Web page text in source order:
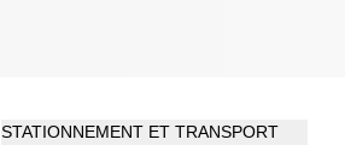
STATIONNEMENT ET TRANSPORT